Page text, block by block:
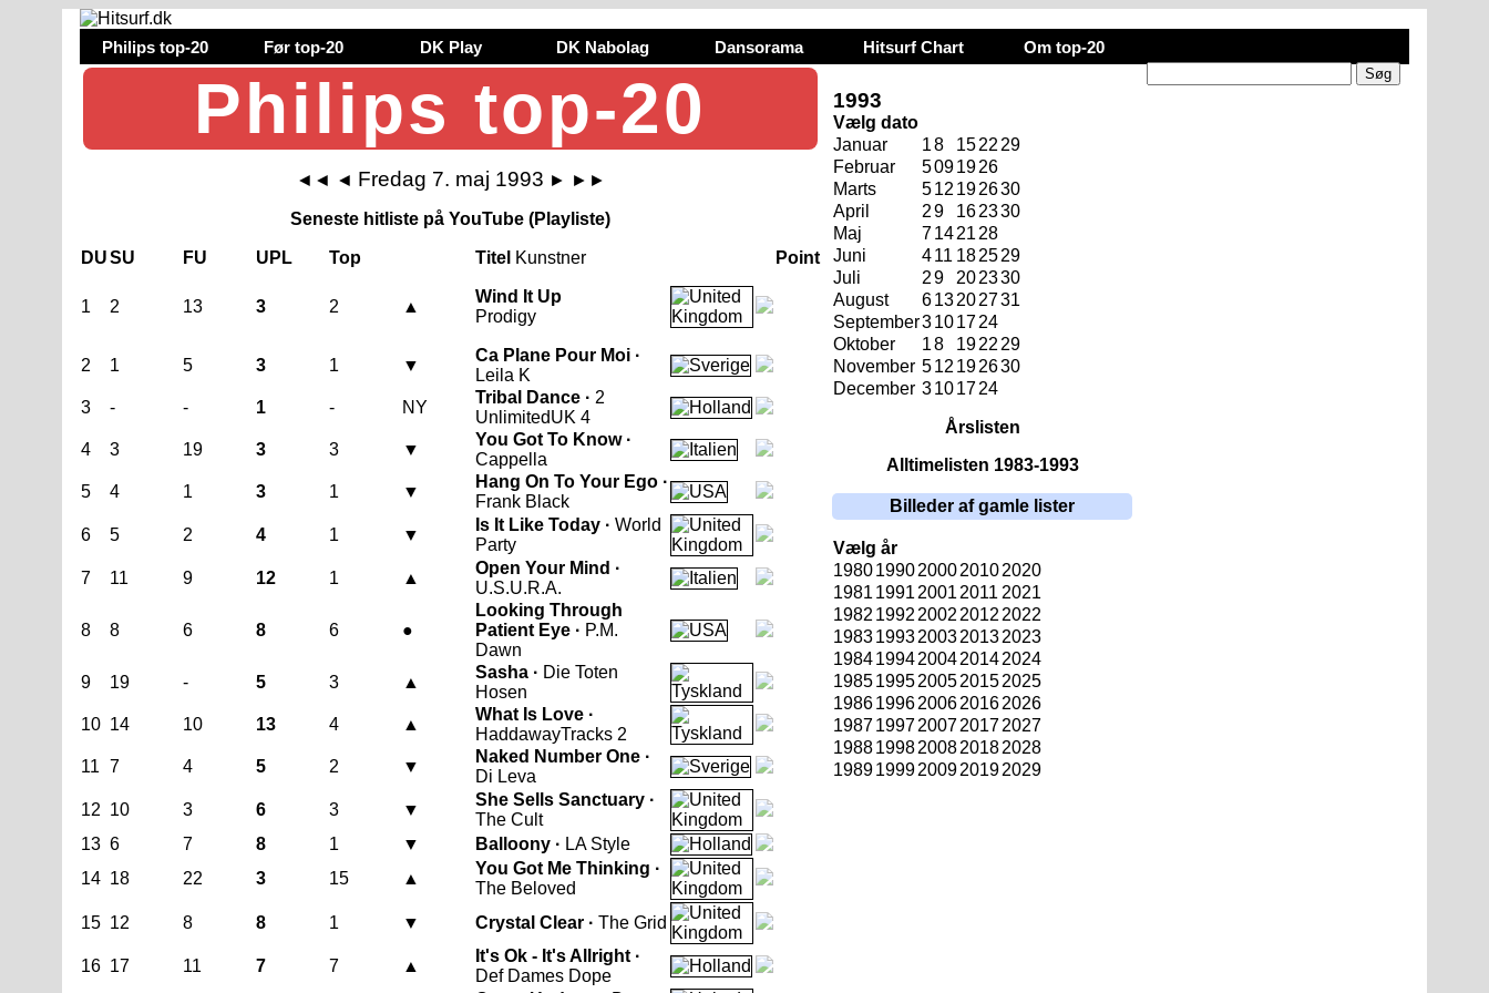
Philips top-20 Før top-20 DK Play DK Nabolag Dansorama Hitsurf Chart Om top-20
Philips top-20
◄◄ ◄ Fredag 7. maj 1993 ► ►►
Seneste hitliste på YouTube (Playliste)
DUSU FU UPL Top Titel Kunstner Point
1 2 13 3 2 ▲
Wind It Up
Prodigy
2 1 5 3 1 ▼
Ca Plane Pour Moi ·
Leila K
3
- - 1 - NY
Tribal Dance · 2
UnlimitedUK 4
4
3 19 3 3 ▼
You Got To Know ·
Cappella
5
4 1 3 1 ▼
Hang On To Your Ego ·
Frank Black
6
5 2 4 1 ▼
Is It Like Today · World
Party
7
11 9 12 1 ▲
Open Your Mind ·
U.S.U.R.A.
8 8 6 8 6 ●
Looking Through
Patient Eye · P.M.
Dawn
9
19 - 5 3 ▲
Sasha · Die Toten
Hosen
10 14 10 13 4 ▲
What Is Love ·
HaddawayTracks 2
11 7 4 5 2 ▼
Naked Number One ·
Di Leva
12 10 3 6 3 ▼
She Sells Sanctuary ·
The Cult
13 6 7 8 1 ▼ Balloony · LA Style
14 18 22 3 15 ▲
You Got Me Thinking ·
The Beloved
15 12 8 8 1 ▼ Crystal Clear · The Grid
16 17 11 7 7 ▲
It's Ok - It's Allright ·
Def Dames Dope
1993
Vælg dato
Januar
18 1522 29
Februar
5091926
Marts
512 192630
April
29 162330
Maj
71421 28
Juni
411 182529
Juli
29 202330
August
613202731
September3101724
Oktober
18 1922 29
November 512 192630
December 3101724
Årslisten
Alltimelisten 1983-1993
Billeder af gamle lister
Vælg år
19801990200020102020
1981 1991 2001 2011 2021
1982 1992 2002 2012 2022
19831993200320132023
19841994200420142024
19851995200520152025
19861996200620162026
19871997200720172027
19881998200820182028
19891999200920192029